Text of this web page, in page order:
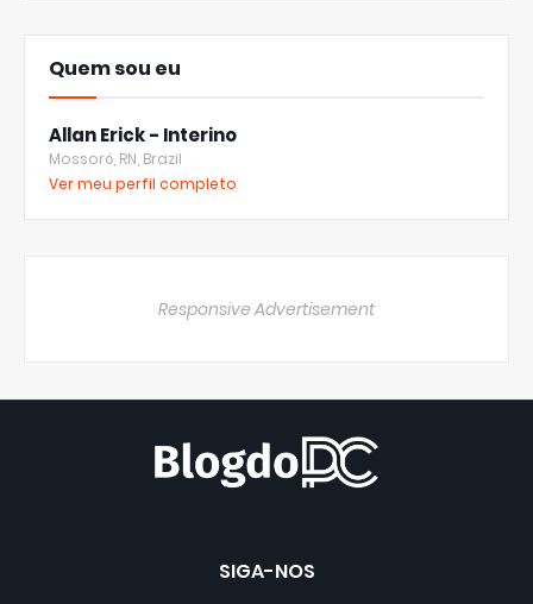
Quem sou eu
Allan Erick - Interino
Mossoró, RN, Brazil
Ver meu perfil completo
Responsive Advertisement
SIGA-NOS